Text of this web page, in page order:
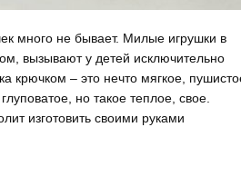
много не бывает. Милые игрушки в
вызывают у детей исключительно
крючком – это нечто мягкое,
но такое теплое, свое.
изготовить своими руками